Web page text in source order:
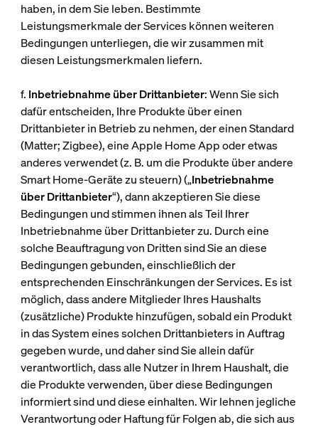
haben, in dem Sie leben. Bestimmte
Leistungsmerkmale der Services können weiteren
Bedingungen unterliegen, die wir zusammen mit
diesen Leistungsmerkmalen liefern.
f. Inbetriebnahme über Drittanbieter: Wenn Sie sich
dafür entscheiden, Ihre Produkte über einen
Drittanbieter in Betrieb zu nehmen, der einen Standard
(Matter; Zigbee), eine Apple Home App oder etwas
anderes verwendet (z. B. um die Produkte über andere
Smart Home-Geräte zu steuern) („Inbetriebnahme
über Drittanbieter“), dann akzeptieren Sie diese
Bedingungen und stimmen ihnen als Teil Ihrer
Inbetriebnahme über Drittanbieter zu. Durch eine
solche Beauftragung von Dritten sind Sie an diese
Bedingungen gebunden, einschließlich der
entsprechenden Einschränkungen der Services. Es ist
möglich, dass andere Mitglieder Ihres Haushalts
(zusätzliche) Produkte hinzufügen, sobald ein Produkt
in das System eines solchen Drittanbieters in Auftrag
gegeben wurde, und daher sind Sie allein dafür
verantwortlich, dass alle Nutzer in Ihrem Haushalt, die
die Produkte verwenden, über diese Bedingungen
informiert sind und diese einhalten. Wir lehnen jegliche
Verantwortung oder Haftung für Folgen ab, die sich aus